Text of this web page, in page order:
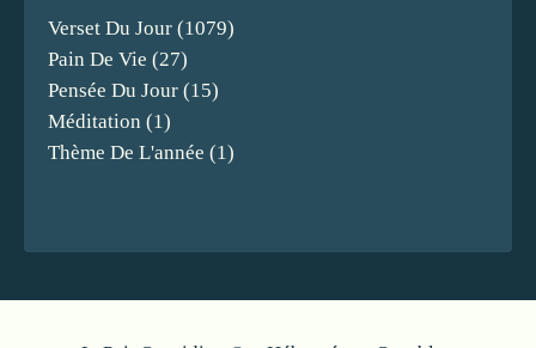
Verset Du Jour (1079)
Pain De Vie (27)
Pensée Du Jour (15)
Méditation (1)
Thème De L'année (1)